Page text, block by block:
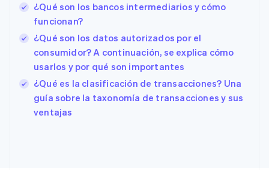
¿Qué son los bancos intermediarios y cómo
funcionan?
¿Qué son los datos autorizados por el
consumidor? A continuación, se explica cómo
usarlos y por qué son importantes
¿Qué es la clasificación de transacciones? Una
guía sobre la taxonomía de transacciones y sus
ventajas
España
EspañolEnglish
Estados Unidos
Español简体中文
English
Finlandia
EnglishSvenska
Francia
Français